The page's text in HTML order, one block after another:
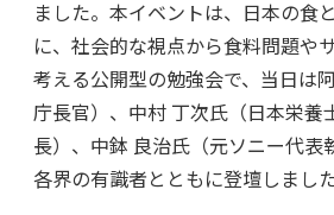
ました。本イベントは、日本の食
に、社会的な視点から食料問題や
考える公開型の勉強会で、当日は
庁長官）、中村 丁次氏（日本栄養
長）、中鉢 良治氏（元ソニー代表
各界の有識者とともに登壇しました